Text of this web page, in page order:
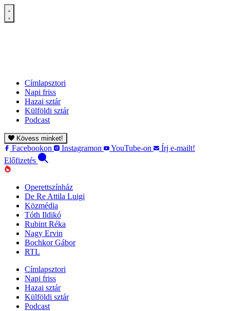
Címlapsztori
Napi friss
Hazai sztár
Külföldi sztár
Podcast
Kövess minket!
Facebookon Instagramon YouTube-on
Írj e-mailt!
Előfizetés
Operettszínház
De Re Attila Luigi
Közmédia
Tóth Ildikó
Rubint Réka
Nagy Ervin
Bochkor Gábor
RTL
Címlapsztori
Napi friss
Hazai sztár
Külföldi sztár
Podcast